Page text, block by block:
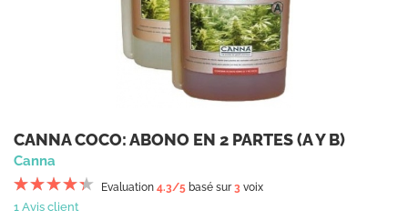
CANNA COCO: ABONO EN 2 PARTES (A Y B)
Canna
Evaluation 4.3/5 basé sur3 voix
1 Avis client